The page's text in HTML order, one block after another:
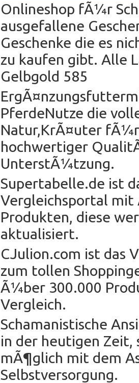
Onlineshop fÃ¼r
ausgefallene
Geschenke die es
zu kaufen gibt. Alle
Gelbgold 585
PferdeNutze die
Natur,KrÃ¤uter
hochwertiger
UnterstÃ¼tzung.
Supertabelle.de ist
Vergleichsportal
Produkten, diese
aktualisiert.
CJulion.com ist das
zum tollen
Ã¼ber 300.000
Vergleich.
Schamanistische
in der heutigen Zeit,
mÃ¶glich mit dem
Selbstversorgung.